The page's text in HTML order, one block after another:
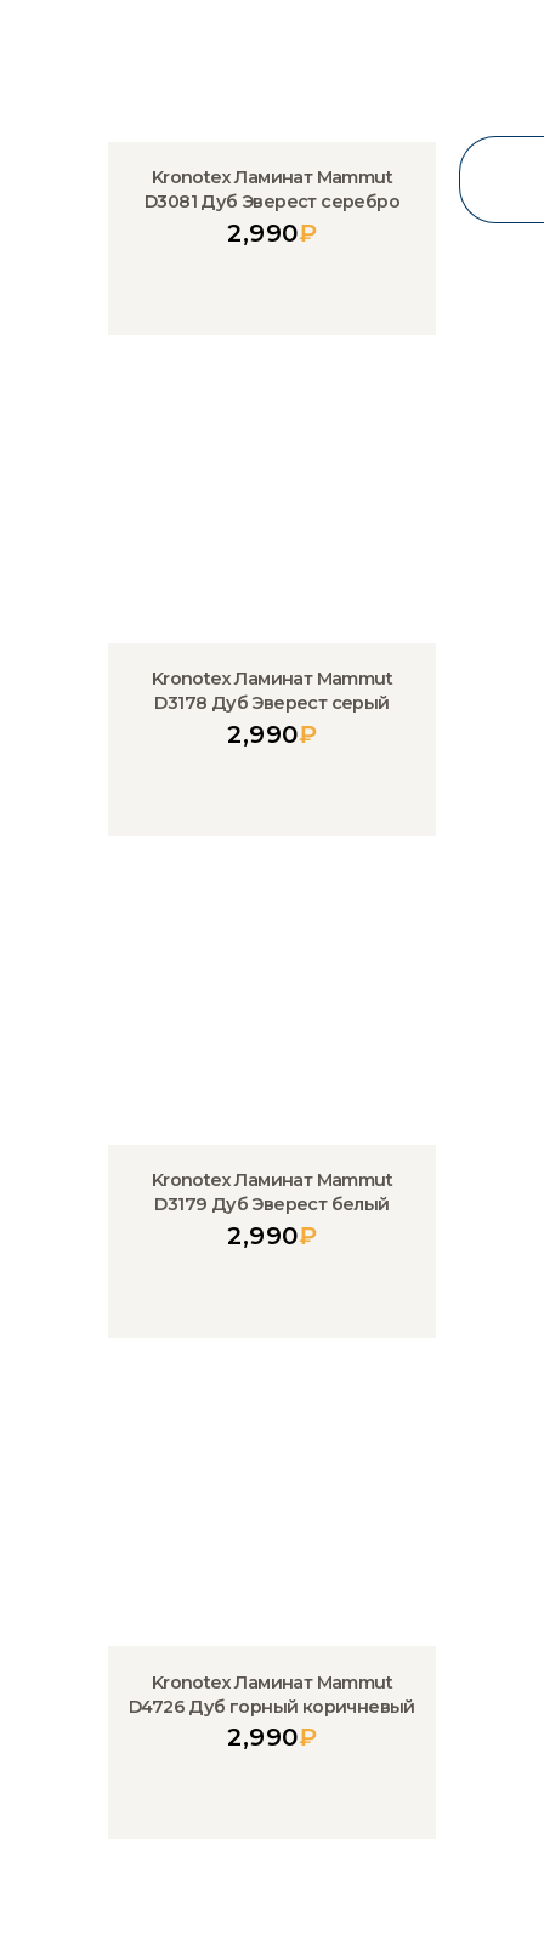
Kronotex Ламинат Mammut
D3081 Дуб Эверест серебро
2,990₽
Kronotex Ламинат Mammut
D3178 Дуб Эверест серый
2,990₽
Kronotex Ламинат Mammut
D3179 Дуб Эверест белый
2,990₽
Kronotex Ламинат Mammut
D4726 Дуб горный коричневый
2,990₽